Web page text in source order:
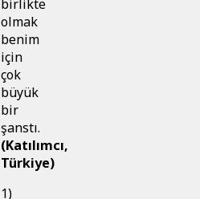
birlikte
olmak
benim
için
çok
büyük
bir
şanstı.
(Katılımcı,
Türkiye)
1)